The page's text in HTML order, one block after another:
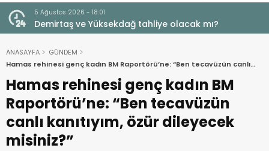
5 Ağustos 2026 - 18:01
Demirtaş ve Yüksekdağ tahliye olacak mı?
ANASAYFA
GÜNDEM
Hamas rehinesi genç kadın BM Raportörü’ne: “Ben tecavüzün canlı
kanıtıyım, özür dileyecek misiniz?”
Hamas rehinesi genç kadın BM
Raportörü’ne: “Ben tecavüzün
canlı kanıtıyım, özür dileyecek
misiniz?”